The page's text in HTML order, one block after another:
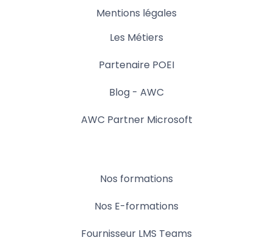
Mentions légales
Les Métiers
Partenaire POEI
Blog - AWC
AWC Partner Microsoft
Nos formations
Nos E-formations
Fournisseur LMS Teams